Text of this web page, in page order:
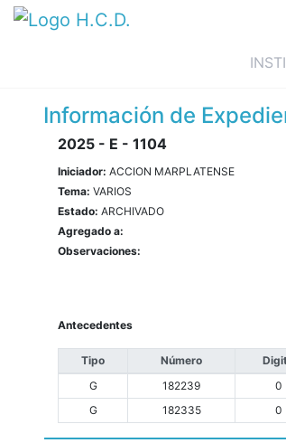
Información de
2025 - E - 1104
Iniciador: ACCION MARPLATENSE
Tema: VARIOS
Estado: ARCHIVADO
Agregado a:
Observaciones:
Antecedentes
Tipo Número
G
182239 0
G
182335 0